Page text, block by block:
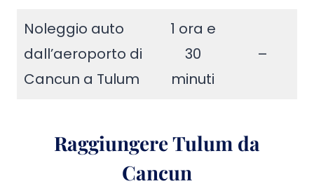
Noleggio auto
dall’aeroporto di
Cancun a Tulum
1 ora e
30
minuti
–
Raggiungere Tulum da
Cancun